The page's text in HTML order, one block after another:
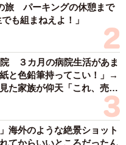
旅 パーキングの休憩まで
も組まねえよ！」
３カ月の病院生活があま
と色鉛筆持ってこい！」→
た家族が仰天「これ、売れ
海外のような絶景ショット
てからいいところだったん